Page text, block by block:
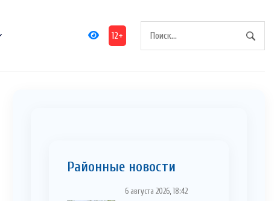
12+
Районные новости
6 августа 2026, 18:42